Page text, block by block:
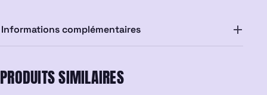
Informations complémentaires
PRODUITS SIMILAIRES